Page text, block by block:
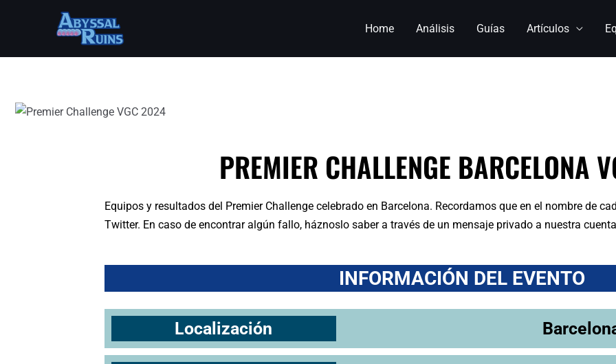
Home Análisis Guías Artículos
PREMIER CHALLENGE BARCELONA
Equipos y resultados del Premier Challenge celebrado en Barcelona. Recordamos que en el nombre de
Twitter. En caso de encontrar algún fallo, háznoslo saber a través de un mensaje privado a nuestra
INFORMACIÓN DEL EVENTO
Localización
Navegación